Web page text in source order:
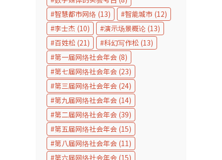
智慧都市网络 (13) 智能城市 (12)
李士杰 (10) 演示场景概论 (13)
百姓松 (21) 科幻写作松 (13)
第一届网络社会年会 (8)
第七届网络社会年会 (23)
第三届网络社会年会 (24)
第九届网络社会年会 (14)
第二届网络社会年会 (39)
第五届网络社会年会 (15)
第八届网络社会年会 (11)
第六届网络社会年会 (15)